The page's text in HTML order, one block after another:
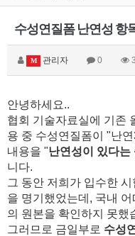
수성연질폼 난연성 항
M 관리자 0
안녕하세요..
협회 기술자료실에 기존
용 중 수성연질폼이 "난
내용을 "난연성이 있다는
니다.
그 동안 저희가 입수한
을 명기했었는데, 국내
의 원본을 확인하지 못했
그러므로 금일부로 수성